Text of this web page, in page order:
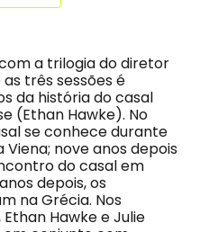
a trilogia do diretor
três sessões é
da história do casal
(Ethan Hawke). No
se conhece durante
nove anos depois
do casal em
depois, os
na Grécia. Nos
Hawke e Julie